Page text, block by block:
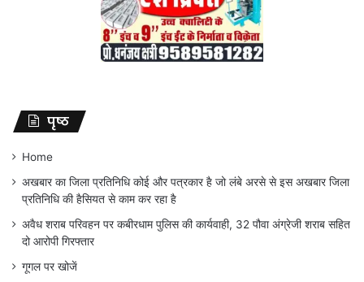
पृष्ठ
Home
अखबार का जिला प्रतिनिधि कोई और पत्रकार है जो लंबे अरसे से इस अखबार जिला
प्रतिनिधि की हैसियत से काम कर रहा है
अवैध शराब परिवहन पर कबीरधाम पुलिस की कार्यवाही, 32 पौवा अंग्रेजी शराब सहित
दो आरोपी गिरफ्तार
गूगल पर खोजें